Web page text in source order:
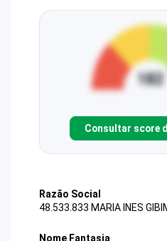
Consultar score
Razão Social
48.533.833 MARIA INES
Nome Fantasia